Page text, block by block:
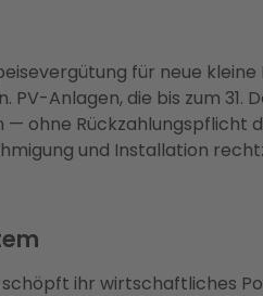
für neue
Anlagen, die bis zum
Rückzahlungspflicht
und Installation
ihr wirtschaftliches